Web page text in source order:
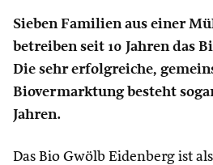
Sieben Familien aus einer
betreiben seit 10 Jahren das
Die sehr erfolgreiche,
Biovermarktung besteht
Jahren.
Das Bio Gwölb Eidenberg ist